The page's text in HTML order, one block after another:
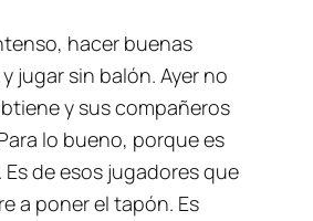
hacer buenas
jugar sin balón. Ayer no
y sus compañeros
lo bueno, porque es
de esos jugadores que
a poner el tapón. Es